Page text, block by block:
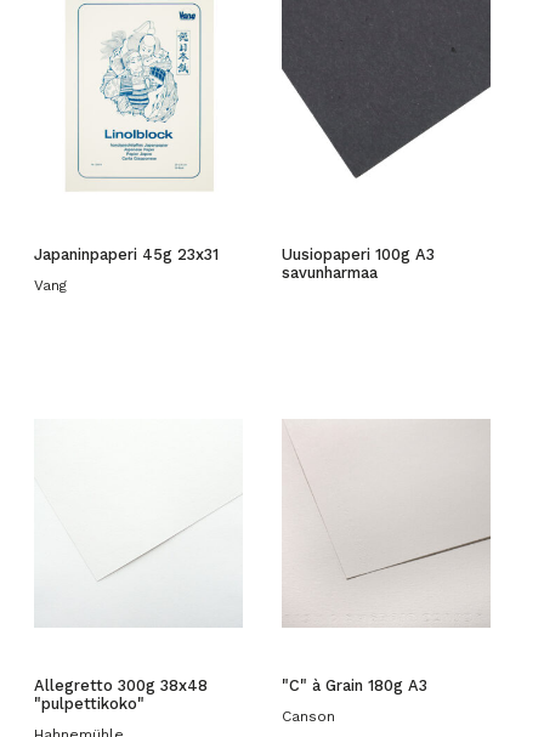
Japaninpaperi 45g 23x31
Vang
Uusiopaperi 100g A3
savunharmaa
Allegretto 300g 38x48
"pulpettikoko"
"C" à Grain 180g A3
Canson